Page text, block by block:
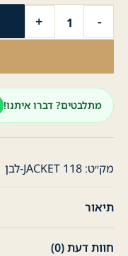
-
של
עם
לבן
+
מתלבטים? דברו איתנו!
מק״ט: JACKET 118-לבן
תיאור
חוות דעת (0)